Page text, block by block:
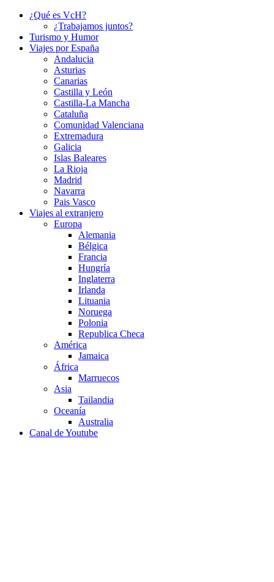
¿Qué es VcH?
¿Trabajamos juntos?
Turismo y Humor
Viajes por España
Andalucia
Asturias
Canarias
Castilla y León
Castilla-La Mancha
Cataluña
Comunidad Valenciana
Extremadura
Galicia
Islas Baleares
La Rioja
Madrid
Navarra
Pais Vasco
Viajes al extranjero
Europa
Alemania
Bélgica
Francia
Hungría
Inglaterra
Irlanda
Lituania
Noruega
Polonia
Republica Checa
América
Jamaica
África
Marruecos
Asia
Tailandia
Oceanía
Australia
Canal de Youtube